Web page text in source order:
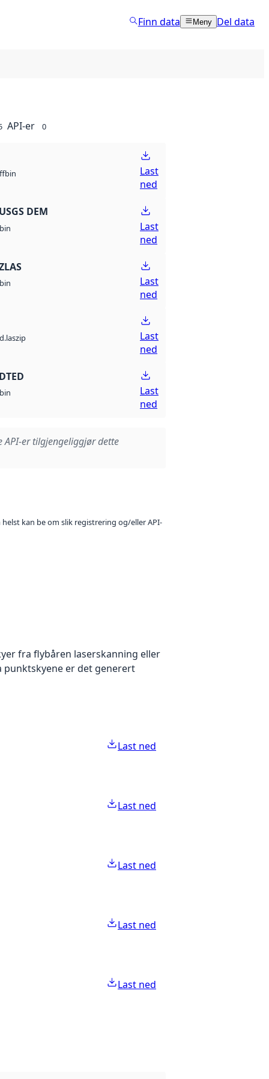
Finn data Meny Del data
API-er 0
bin
Last
ned
DEM
bin
Last
ned
bin
Last
ned
Last
ned
bin
Last
ned
API-er tilgjengeliggjør dette
kan be om slik registrering og/eller API-
fra flybåren laserskanning eller
punktskyene er det generert
Last ned
Last ned
Last ned
Last ned
Last ned